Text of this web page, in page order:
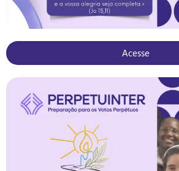
Acesse